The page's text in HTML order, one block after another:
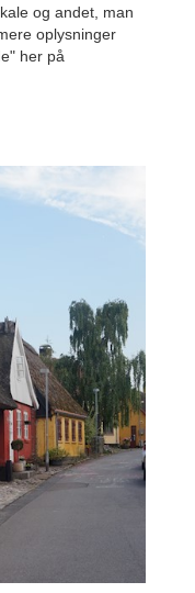
og andet, man
oplysninger
her på